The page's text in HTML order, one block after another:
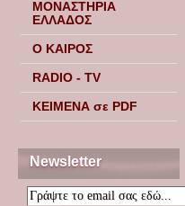
ΜΟΝΑΣΤΗΡΙΑ
ΕΛΛΑΔΟΣ
Ο ΚΑΙΡΟΣ
RADIO - TV
ΚΕΙΜΕΝΑ σε PDF
Newsletter